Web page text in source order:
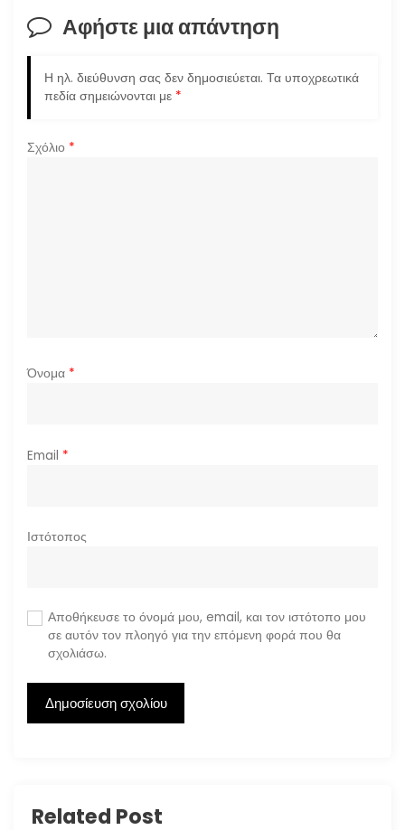
Αφήστε μια απάντηση
Η ηλ. διεύθυνση σας δεν δημοσιεύεται. Τα υποχρεωτικά
πεδία σημειώνονται με *
Σχόλιο *
Όνομα *
Email *
Ιστότοπος
Αποθήκευσε το όνομά μου, email, και τον ιστότοπο μου
σε αυτόν τον πλοηγό για την επόμενη φορά που θα
σχολιάσω.
Related Post